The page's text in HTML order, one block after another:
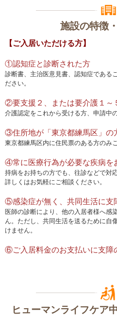
施設の特徴
【ご入居いただける方】
①認知症と診断された方
診断書、主治医意見書、認知症である
ださい。
②要支援２、または要介護１～
介護認定をこれから受ける方、申請中
③住所地が「東京都練馬区」の
東京都練馬区内に住民票のある方のみ
④常に医療行為が必要な疾病を
持病をお持ちの方でも、往診などで対
詳しくはお気軽にご相談ください。
⑤感染症が無く、共同生活に支
医師の診断により、他の入居者様へ感
ん。ただし、共同生活を送るために自
けません。
⑥ご入居料金のお支払いに支障
ヒューマンライフケア